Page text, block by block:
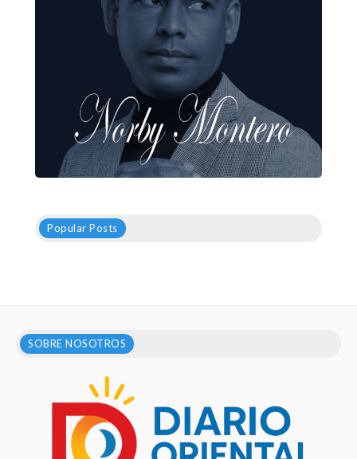
Popular Posts
SOBRE NOSOTROS